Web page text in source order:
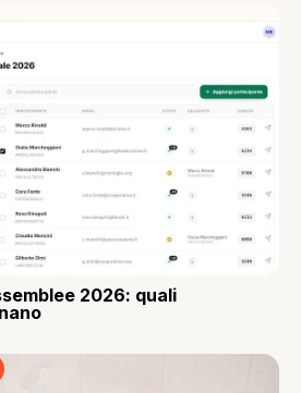
2026: quali